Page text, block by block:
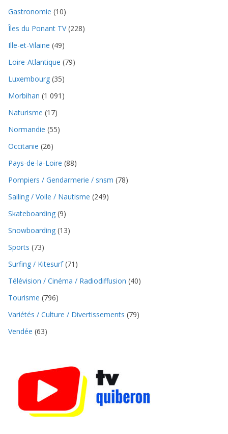
Gastronomie (10)
Îles du Ponant TV(228)
Ille-et-Vilaine (49)
Loire-Atlantique (79)
Luxembourg (35)
Morbihan (1 091)
Naturisme (17)
Normandie (55)
Occitanie (26)
Pays-de-la-Loire (88)
Pompiers / Gendarmerie / snsm (78)
Sailing / Voile / Nautisme (249)
Skateboarding (9)
Snowboarding (13)
Sports (73)
Surfing / Kitesurf(71)
Télévision / Cinéma / Radiodiffusion (40)
Tourisme (796)
Variétés / Culture / Divertissements (79)
Vendée (63)